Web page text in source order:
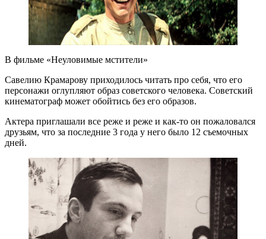
В фильме «Неуловимые мстители»
Савелию Крамарову приходилось читать про себя, что его
персонажи оглупляют образ советского человека. Советский
кинематограф может обойтись без его образов.
Актера приглашали все реже и реже и как-то он пожаловался
друзьям, что за последние 3 года у него было 12 съемочных
дней.